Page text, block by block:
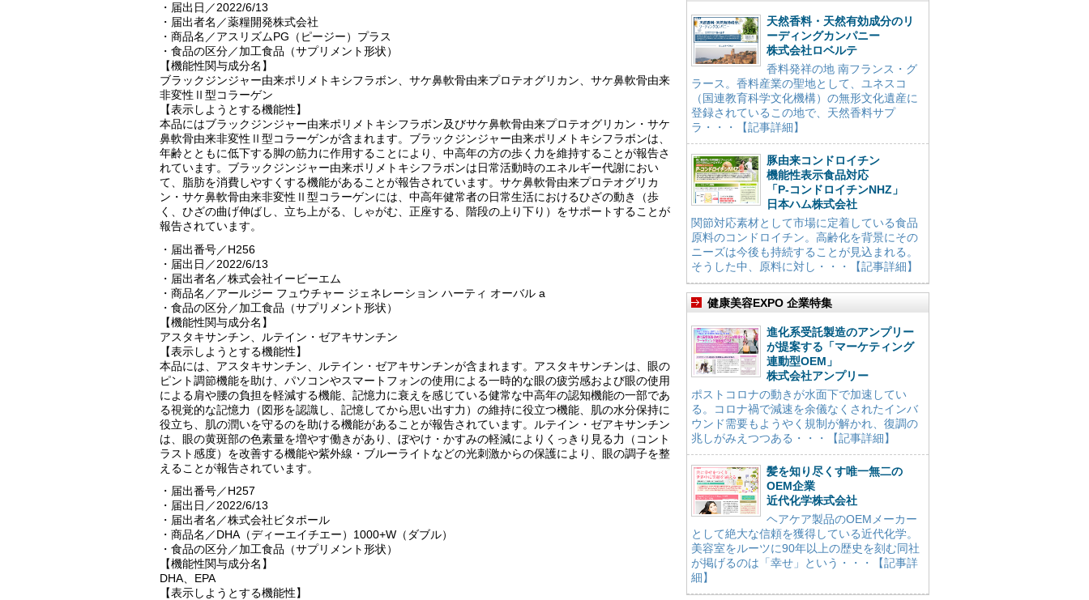
・届出日／2022/6/13
・届出者名／薬糧開発株式会社
・商品名／アスリズムPG（ピージー）プラス
・食品の区分／加工食品（サプリメント形状）
【機能性関与成分名】
ブラックジンジャー由来ポリメトキシフラボン、サケ鼻軟骨由来プロテオグリカン、サケ鼻軟骨由来
非変性Ⅱ型コラーゲン
【表示しようとする機能性】
本品にはブラックジンジャー由来ポリメトキシフラボン及びサケ鼻軟骨由来プロテオグリカン・サケ
鼻軟骨由来非変性Ⅱ型コラーゲンが含まれます。ブラックジンジャー由来ポリメトキシフラボンは、
年齢とともに低下する脚の筋力に作用することにより、中高年の方の歩く力を維持することが報告さ
れています。ブラックジンジャー由来ポリメトキシフラボンは日常活動時のエネルギー代謝におい
て、脂肪を消費しやすくする機能があることが報告されています。サケ鼻軟骨由来プロテオグリカ
ン・サケ鼻軟骨由来非変性Ⅱ型コラーゲンには、中高年健常者の日常生活におけるひざの動き（歩
く、ひざの曲げ伸ばし、立ち上がる、しゃがむ、正座する、階段の上り下り）をサポートすることが
報告されています。
・届出番号／H256
・届出日／2022/6/13
・届出者名／株式会社イービーエム
・商品名／アールジー フュウチャー ジェネレーション ハーティ オーバル a
・食品の区分／加工食品（サプリメント形状）
【機能性関与成分名】
アスタキサンチン、ルテイン・ゼアキサンチン
【表示しようとする機能性】
本品には、アスタキサンチン、ルテイン・ゼアキサンチンが含まれます。アスタキサンチンは、眼の
ピント調節機能を助け、パソコンやスマートフォンの使用による一時的な眼の疲労感および眼の使用
による肩や腰の負担を軽減する機能、記憶力に衰えを感じている健常な中高年の認知機能の一部であ
る視覚的な記憶力（図形を認識し、記憶してから思い出す力）の維持に役立つ機能、肌の水分保持に
役立ち、肌の潤いを守るのを助ける機能があることが報告されています。ルテイン・ゼアキサンチン
は、眼の黄斑部の色素量を増やす働きがあり、ぼやけ・かすみの軽減によりくっきり見る力（コント
ラスト感度）を改善する機能や紫外線・ブルーライトなどの光刺激からの保護により、眼の調子を整
えることが報告されています。
・届出番号／H257
・届出日／2022/6/13
・届出者名／株式会社ビタポール
・商品名／DHA（ディーエイチエー）1000+W（ダブル）
・食品の区分／加工食品（サプリメント形状）
【機能性関与成分名】
DHA、EPA
【表示しようとする機能性】
天然香料・天然有効成分のリ
ーディングカンパニー
株式会社ロベルテ
香料発祥の地 南フランス・グ
ラース。香料産業の聖地として、ユネスコ
（国連教育科学文化機構）の無形文化遺産に
登録されているこの地で、天然香料サプ
ラ・・・【記事詳細】
豚由来コンドロイチン
機能性表示食品対応
「P-コンドロイチンNHZ」
日本ハム株式会社
関節対応素材として市場に定着している食品
原料のコンドロイチン。高齢化を背景にその
ニーズは今後も持続することが見込まれる。
そうした中、原料に対し・・・【記事詳細】
健康美容EXPO 企業特集
進化系受託製造のアンプリー
が提案する「マーケティング
連動型OEM」
株式会社アンプリー
ポストコロナの動きが水面下で加速してい
る。コロナ禍で減速を余儀なくされたインバ
ウンド需要もようやく規制が解かれ、復調の
兆しがみえつつある・・・【記事詳細】
髪を知り尽くす唯一無二の
OEM企業
近代化学株式会社
ヘアケア製品のOEMメーカー
として絶大な信頼を獲得している近代化学。
美容室をルーツに90年以上の歴史を刻む同社
が掲げるのは「幸せ」という・・・【記事詳
細】